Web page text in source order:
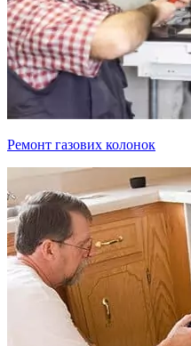
Ремонт газових колонок